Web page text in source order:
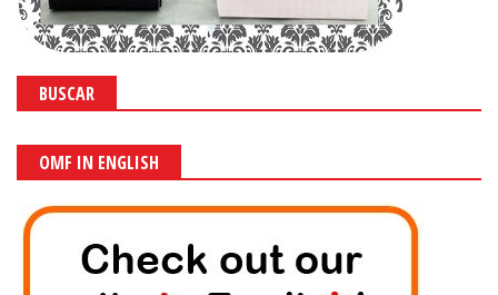
BUSCAR
OMF IN ENGLISH